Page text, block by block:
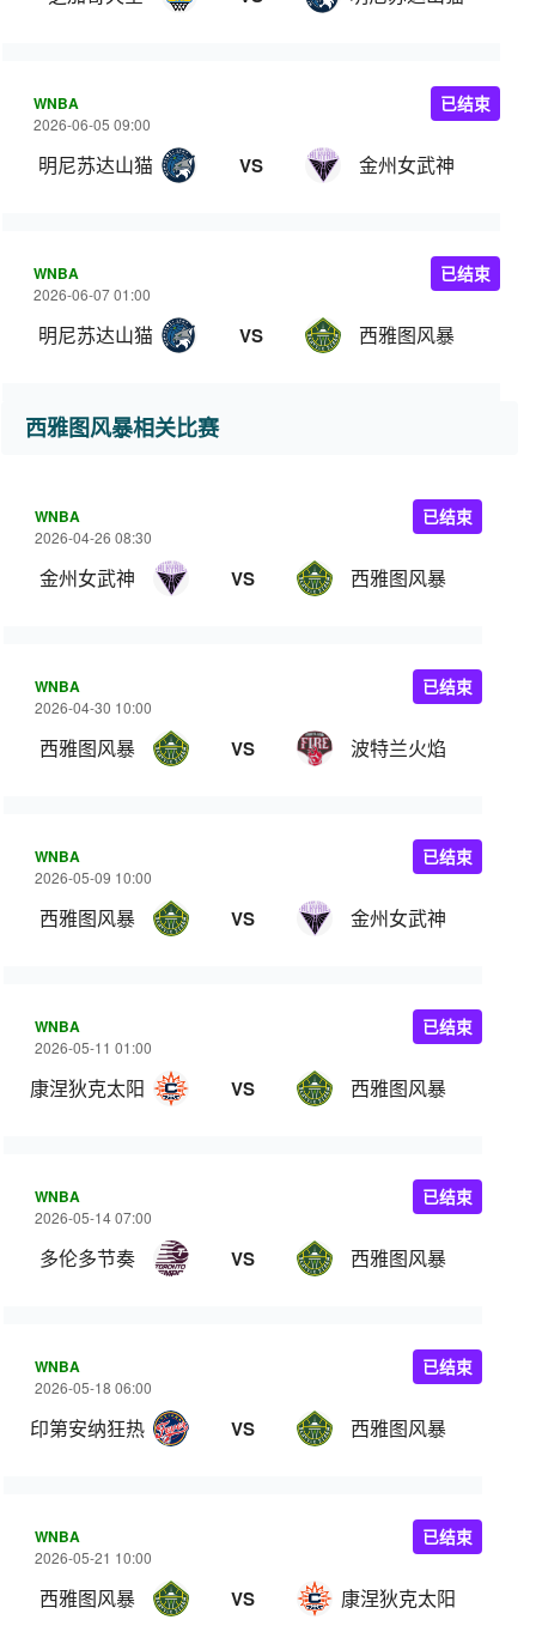
WNBA
2026-06-05 09:00
明尼苏达山猫 VS 金州女武神
已结束
WNBA
2026-06-07 01:00
明尼苏达山猫 VS 西雅图风暴
已结束
西雅图风暴相关比赛
WNBA
2026-04-26 08:30
金州女武神 VS 西雅图风暴
已结束
WNBA
2026-04-30 10:00
西雅图风暴 VS 波特兰火焰
已结束
WNBA
2026-05-09 10:00
西雅图风暴 VS 金州女武神
已结束
WNBA
2026-05-11 01:00
康涅狄克太阳 VS 西雅图风暴
已结束
WNBA
2026-05-14 07:00
多伦多节奏 VS 西雅图风暴
已结束
WNBA
2026-05-18 06:00
印第安纳狂热 VS 西雅图风暴
已结束
WNBA
2026-05-21 10:00
西雅图风暴 VS 康涅狄克太阳
已结束